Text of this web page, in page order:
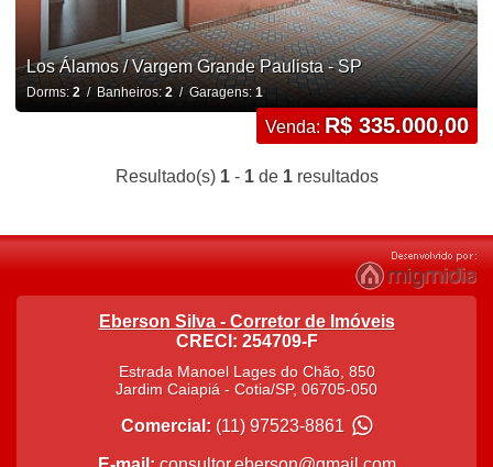
Los Álamos / Vargem Grande Paulista - SP
Dorms: 2/ Banheiros: 2/ Garagens: 1
Venda: R$ 335.000,00
Resultado(s) 1- 1de 1resultados
Eberson Silva - Corretor de Imóveis
CRECI: 254709-F
Estrada Manoel Lages do Chão, 850
Jardim Caiapiá - Cotia/SP, 06705-050
Comercial: (11) 97523-8861